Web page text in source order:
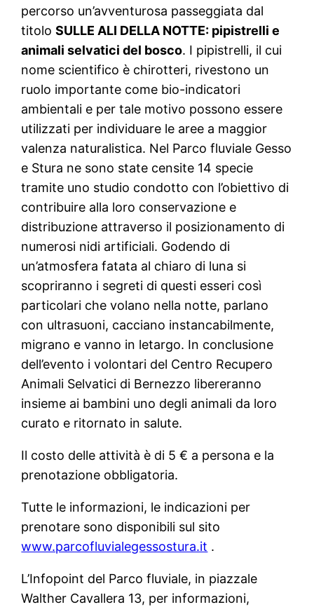
percorso un’avventurosa passeggiata dal
titoloSULLE ALI DELLA NOTTE: pipistrelli e
animali selvatici del bosco. I pipistrelli, il cui
nome scientifico è chirotteri, rivestono un
ruolo importante come bio-indicatori
ambientali e per tale motivo possono essere
utilizzati per individuare le aree a maggior
valenza naturalistica. Nel Parco fluviale Gesso
e Stura ne sono state censite 14 specie
tramite uno studio condotto con l’obiettivo di
contribuire alla loro conservazione e
distribuzione attraverso il posizionamento di
numerosi nidi artificiali. Godendo di
un’atmosfera fatata al chiaro di luna si
scopriranno i segreti di questi esseri così
particolari che volano nella notte, parlano
con ultrasuoni, cacciano instancabilmente,
migrano e vanno in letargo. In conclusione
dell’evento i volontari del Centro Recupero
Animali Selvatici di Bernezzo libereranno
insieme ai bambini uno degli animali da loro
curato e ritornato in salute.
Il costo delle attività è di 5 € a persona e la
prenotazione obbligatoria.
Tutte le informazioni, le indicazioni per
prenotare sono disponibili sul sito
www.parcofluvialegessostura.it .
L’Infopoint del Parco fluviale, in piazzale
Walther Cavallera 13, per informazioni,